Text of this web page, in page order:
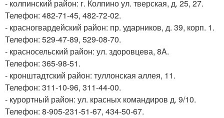
- колпинский район: г. Колпино ул. тверская, д. 25, 27.
Телефон: 482-71-45, 482-72-02.
- красногвардейский район: пр. ударников, д. 39, корп. 1.
Телефон: 529-47-89, 529-08-70.
- красносельский район: ул. здоровцева, 8A.
Телефон: 365-98-51.
- кронштадтский район: туллонская аллея, 11.
Телефон: 311-10-96, 311-44-00.
- курортный район: ул. красных командиров д. 9/10.
Телефон: 8-905-231-51-67, 434-50-67.